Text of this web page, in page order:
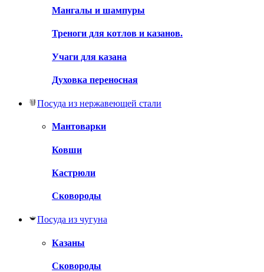
Мангалы и шампуры
Треноги для котлов и казанов.
Учаги для казана
Духовка переносная
Посуда из нержавеющей стали
Мантоварки
Ковши
Кастрюли
Сковороды
Посуда из чугуна
Казаны
Сковороды